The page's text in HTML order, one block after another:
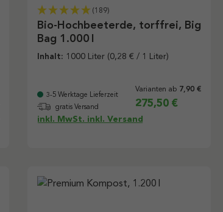
(189)
Bio-Hochbeeterde, torffrei, Big
Bag 1.000 l
Inhalt: 1000 Liter (0,28 € / 1 Liter)
3-5 Werktage Lieferzeit
gratis Versand
Varianten ab 7,90 €
275,50 €
inkl. MwSt. inkl. Versand